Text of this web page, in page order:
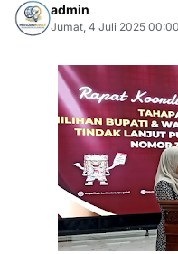
admin
Jumat, 4 Juli 2025